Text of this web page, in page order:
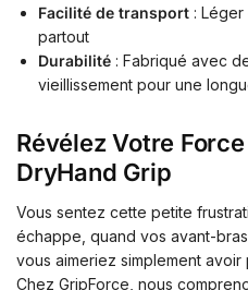
Facilité de transport :
partout
Durabilité : Fabriqué avec
vieillissement pour une
Révélez Votre
DryHand Grip
Vous sentez cette petite
échappe, quand vos avant-
vous aimeriez simplement
Chez GripForce, nous